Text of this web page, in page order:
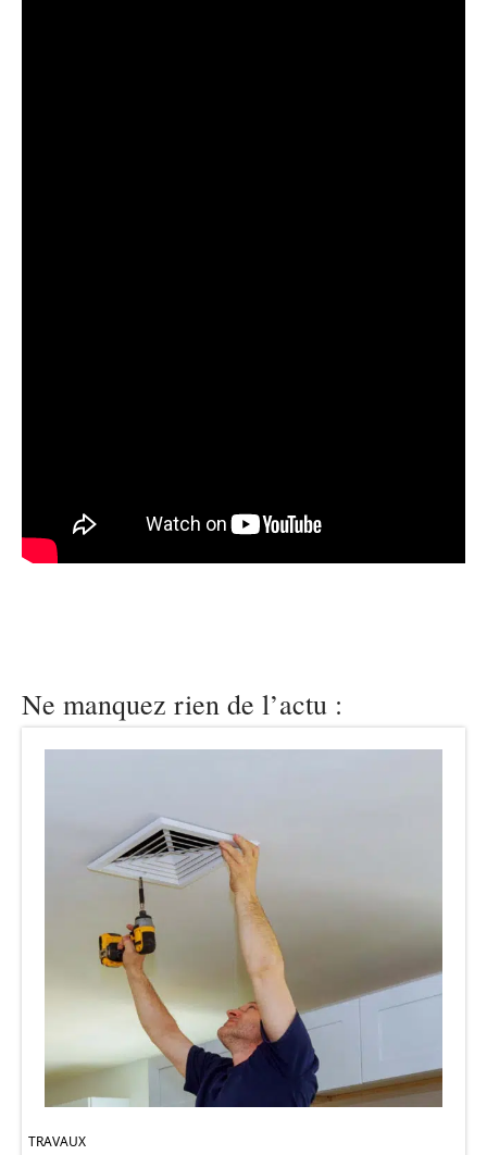
Ne manquez rien de l’actu :
TRAVAUX